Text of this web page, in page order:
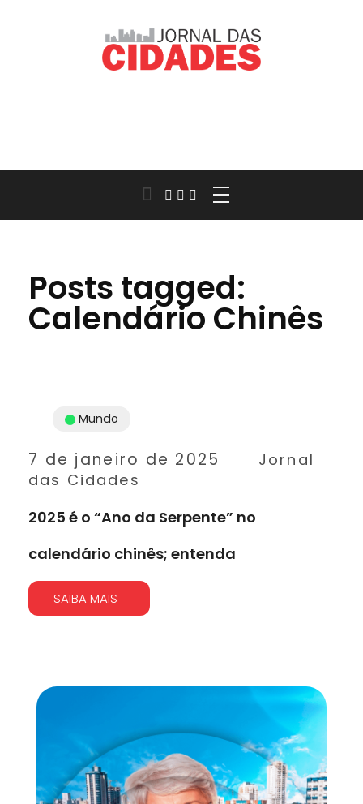
Posts tagged:
Calendário Chinês
7 de janeiro de 2025
Jornal
das Cidades
Mundo
2025 é o “Ano da Serpente” no
calendário chinês; entenda
SAIBA MAIS